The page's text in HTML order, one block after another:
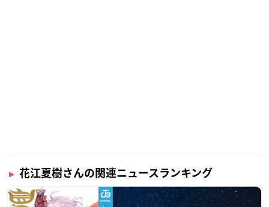
花江夏樹さんの関連ニュースランキング